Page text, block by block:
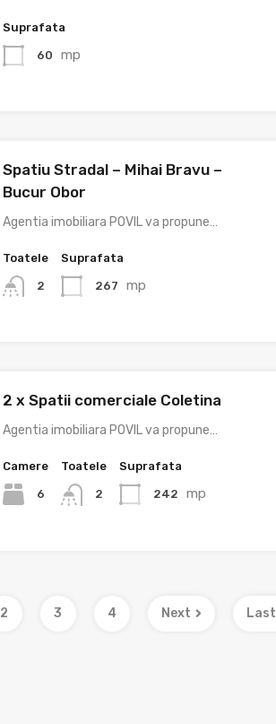
Suprafata
60 mp
Spatiu Stradal – Mihai Bravu –
Bucur Obor
Agentia imobiliara POVIL va propune…
Toatele
2
Suprafata
267 mp
2 x Spatii comerciale Coletina
Agentia imobiliara POVIL va propune…
Camere
6
Toatele
2
Suprafata
242 mp
2 3 4 Next Last